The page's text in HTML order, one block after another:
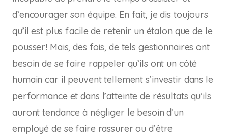
d’encourager son équipe. En fait, je dis toujours
qu’il est plus facile de retenir un étalon que de le
pousser! Mais, des fois, de tels gestionnaires ont
besoin de se faire rappeler qu’ils ont un côté
humain car il peuvent tellement s’investir dans le
performance et dans l’atteinte de résultats qu’ils
auront tendance à négliger le besoin d’un
employé de se faire rassurer ou d’être